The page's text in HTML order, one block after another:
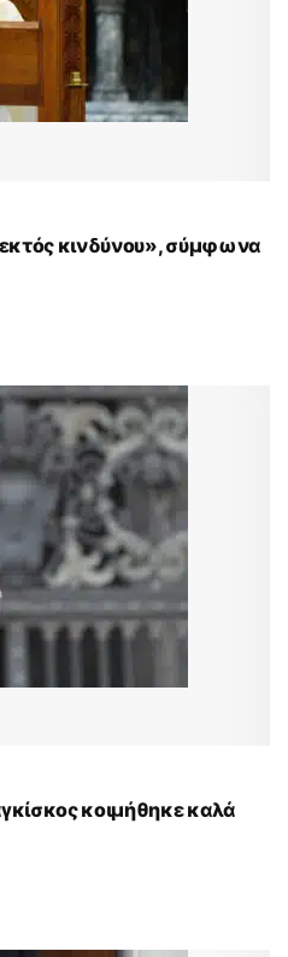
κινδύνου», σύμφωνα
κοιμήθηκε καλά